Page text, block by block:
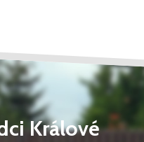
Králové